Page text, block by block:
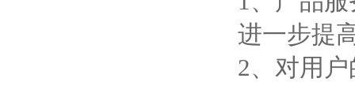
进一步提
2、对用